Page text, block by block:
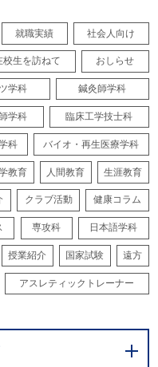
就職実績 社会人向け
校生を訪ねて おしらせ
学科 鍼灸師学科
学科 臨床工学技士科
科 バイオ・再生医療学科
教育 人間教育 生涯教育
クラブ活動 健康コラム
専攻科 日本語学科
授業紹介 国家試験 遠方
アスレティックトレーナー